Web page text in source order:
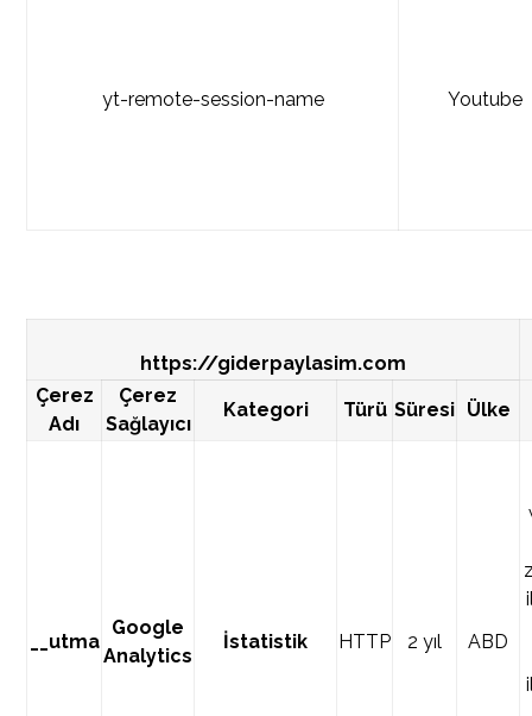
yt-remote-session-name Youtube
https://giderpaylasim.com
Çerez
Adı
Çerez
Sağlayıcı
Kategori Türü Süresi Ülke
__utma
Google
Analytics
İstatistik HTTP 2 yıl ABD